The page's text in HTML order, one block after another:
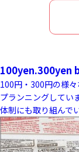
100yen.300yen
100円・300円の様
プランニングしてい
体制にも取り組んで